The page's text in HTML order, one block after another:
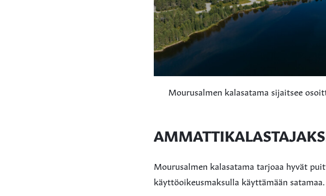
Mourusalmen kalasatama sijaitsee
Mourusalmen kalasatama tarjoaa hyvät
käyttöoikeusmaksulla käyttämään satamaa.